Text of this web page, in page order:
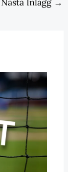
Nästa Inlägg →